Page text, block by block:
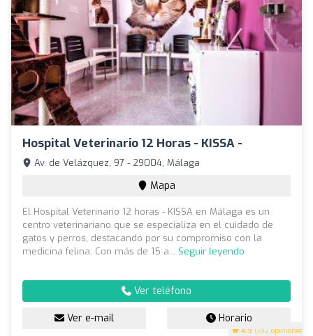
Hospital Veterinario 12 Horas - KISSA -
4.9 (192 opiniones)
Av. de Velázquez, 97 - 29004, Málaga
Mapa
El Hospital Veterinario 12 horas - KISSA en Málaga es un
centro veterinariano que se especializa en el cuidado de
gatos y perros, destacando por su compromiso con la
medicina felina. Con más de 15 a... Seguir leyendo
Ver teléfono
Ver e-mail Horario